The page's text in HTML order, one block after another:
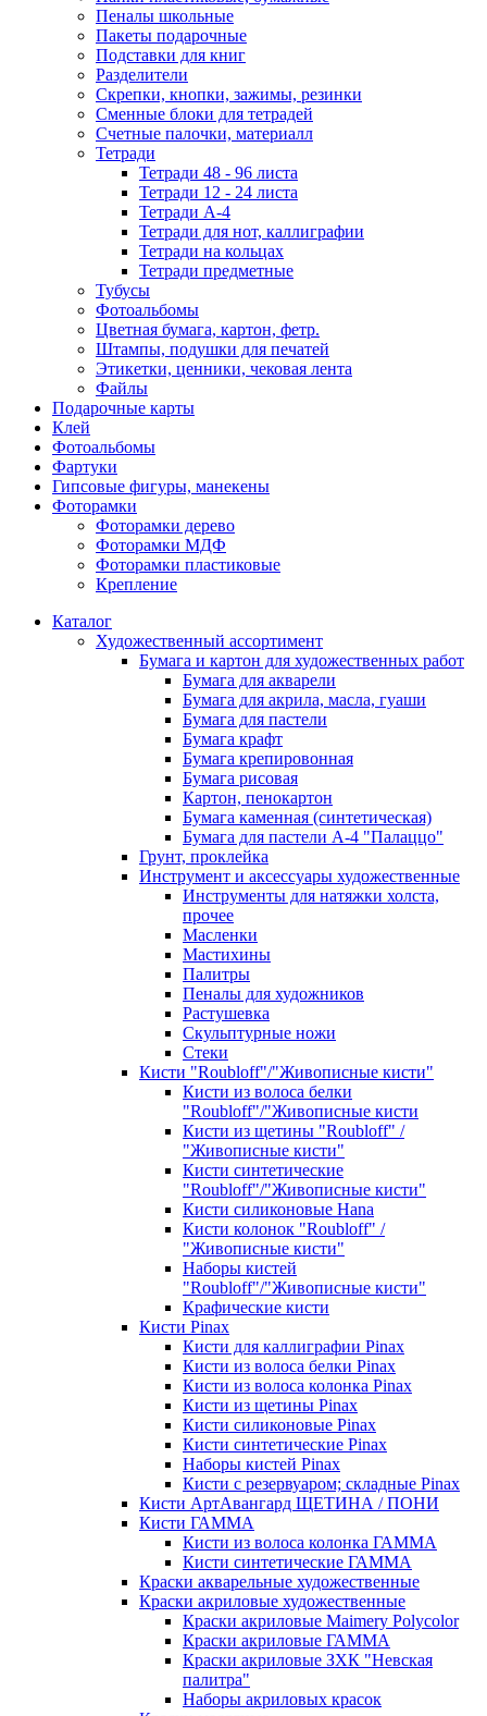
Пеналы школьные
Пакеты подарочные
Подставки для книг
Разделители
Скрепки, кнопки, зажимы, резинки
Сменные блоки для тетрадей
Счетные палочки, материалл
Тетради
Тетради 48 - 96 листа
Тетради 12 - 24 листа
Тетради А-4
Тетради для нот, каллиграфии
Тетради на кольцах
Тетради предметные
Тубусы
Фотоальбомы
Цветная бумага, картон, фетр.
Штампы, подушки для печатей
Этикетки, ценники, чековая лента
Файлы
Подарочные карты
Клей
Фотоальбомы
Фартуки
Гипсовые фигуры, манекены
Фоторамки
Фоторамки дерево
Фоторамки МДФ
Фоторамки пластиковые
Крепление
Каталог
Художественный ассортимент
Бумага и картон для художественных работ
Бумага для акварели
Бумага для акрила, масла, гуаши
Бумага для пастели
Бумага крафт
Бумага крепировонная
Бумага рисовая
Картон, пенокартон
Бумага каменная (синтетическая)
Бумага для пастели А-4 "Палаццо"
Грунт, проклейка
Инструмент и аксессуары художественные
Инструменты для натяжки холста,
прочее
Масленки
Мастихины
Палитры
Пеналы для художников
Растушевка
Скульптурные ножи
Стеки
Кисти "Roubloff"/"Живописные кисти"
Кисти из волоса белки
"Roubloff"/"Живописные кисти
Кисти из щетины "Roubloff" /
"Живописные кисти"
Кисти синтетические
"Roubloff"/"Живописные кисти"
Кисти силиконовые Hana
Кисти колонок "Roubloff" /
"Живописные кисти"
Наборы кистей
"Roubloff"/"Живописные кисти"
Крафические кисти
Кисти Pinax
Кисти для каллиграфии Pinax
Кисти из волоса белки Pinax
Кисти из волоса колонка Pinax
Кисти из щетины Pinax
Кисти силиконовые Pinax
Кисти синтетические Pinax
Наборы кистей Pinax
Кисти с резервуаром; складные Pinax
Кисти АртАвангард ЩЕТИНА / ПОНИ
Кисти ГАММА
Кисти из волоса колонка ГАММА
Кисти синтетические ГАММА
Краски акварельные художественные
Краски акриловые художественные
Краски акриловые Maimery Polycolor
Краски акриловые ГАММА
Краски акриловые ЗХК "Невская
палитра"
Наборы акриловых красок